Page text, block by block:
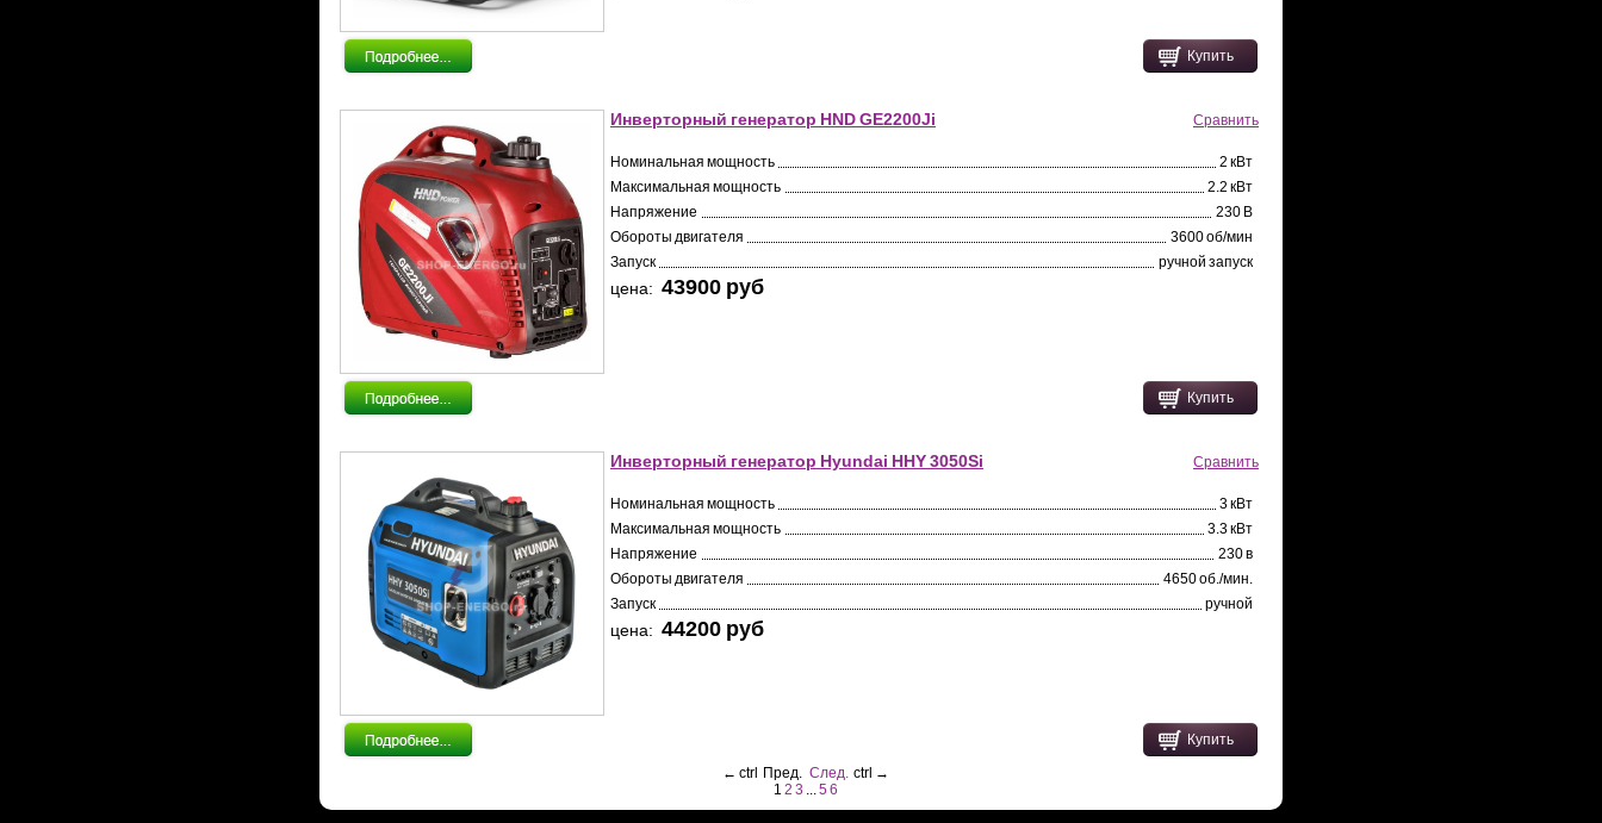
Купить
Инверторный генератор HND GE2200Ji Сравнить
Номинальная мощность
2 кВт
Максимальная мощность
2.2 кВт
Напряжение
230 В
Обороты двигателя
3600 об/мин
Запуск
ручной запуск
цена: 43900 pуб
Купить
Инверторный генератор Hyundai HHY 3050Si Сравнить
Номинальная мощность
3 кВт
Максимальная мощность
3.3 кВт
Напряжение
230 в
Обороты двигателя
4650 об./мин.
Запуск
ручной
цена: 44200 pуб
Купить
← ctrl Пред. След. ctrl →
1 2 3 ...5 6